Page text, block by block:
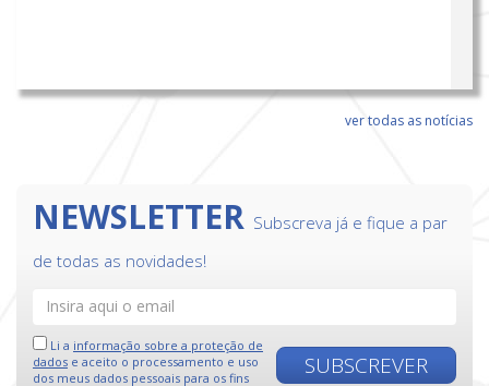
ver todas as notícias
NEWSLETTER Subscreva já e fique a par
de todas as novidades!
SUBSCREVER
Li a informação sobre a proteção de
dados e aceito o processamento e uso
dos meus dados pessoais para os fins